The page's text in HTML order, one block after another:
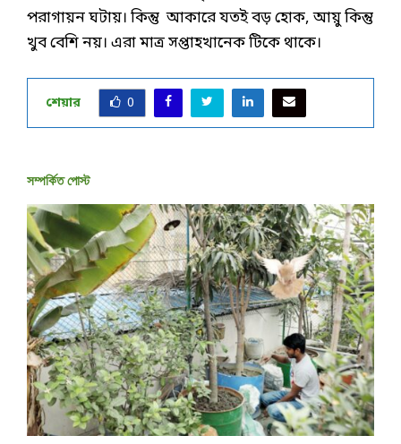
পরাগায়ন ঘটায়। কিন্তু আকারে যতই বড় হোক, আয়ু কিন্তু
খুব বেশি নয়। এরা মাত্র সপ্তাহখানেক টিকে থাকে।
শেয়ার 0
সম্পর্কিত পোস্ট